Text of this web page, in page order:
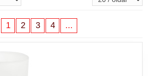
1 2 3 4 ...